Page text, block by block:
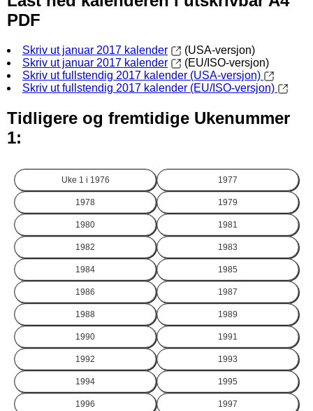
PDF
Skriv ut januar 2017 kalender
(USA-versjon)
Skriv ut januar 2017 kalender
(EU/ISO-versjon)
Skriv ut fullstendig 2017 kalender (USA-versjon)
Skriv ut fullstendig 2017 kalender (EU/ISO-versjon)
Tidligere og fremtidige Ukenummer
1:
Uke 1 i 1976 1977
1978 1979
1980 1981
1982 1983
1984 1985
1986 1987
1988 1989
1990 1991
1992 1993
1994 1995
1996 1997